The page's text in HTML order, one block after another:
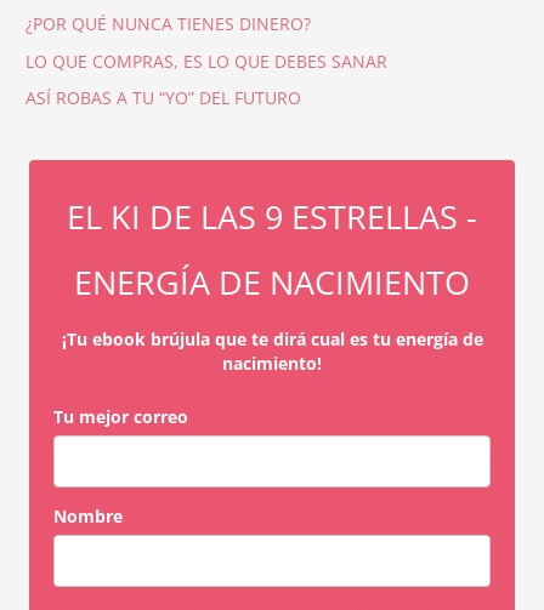
¿POR QUÉ NUNCA TIENES DINERO?
LO QUE COMPRAS, ES LO QUE DEBES SANAR
ASÍ ROBAS A TU “YO” DEL FUTURO
EL KI DE LAS 9 ESTRELLAS -
ENERGÍA DE NACIMIENTO
¡Tu ebook brújula que te dirá cual es tu energía de
nacimiento!
Tu mejor correo
Nombre